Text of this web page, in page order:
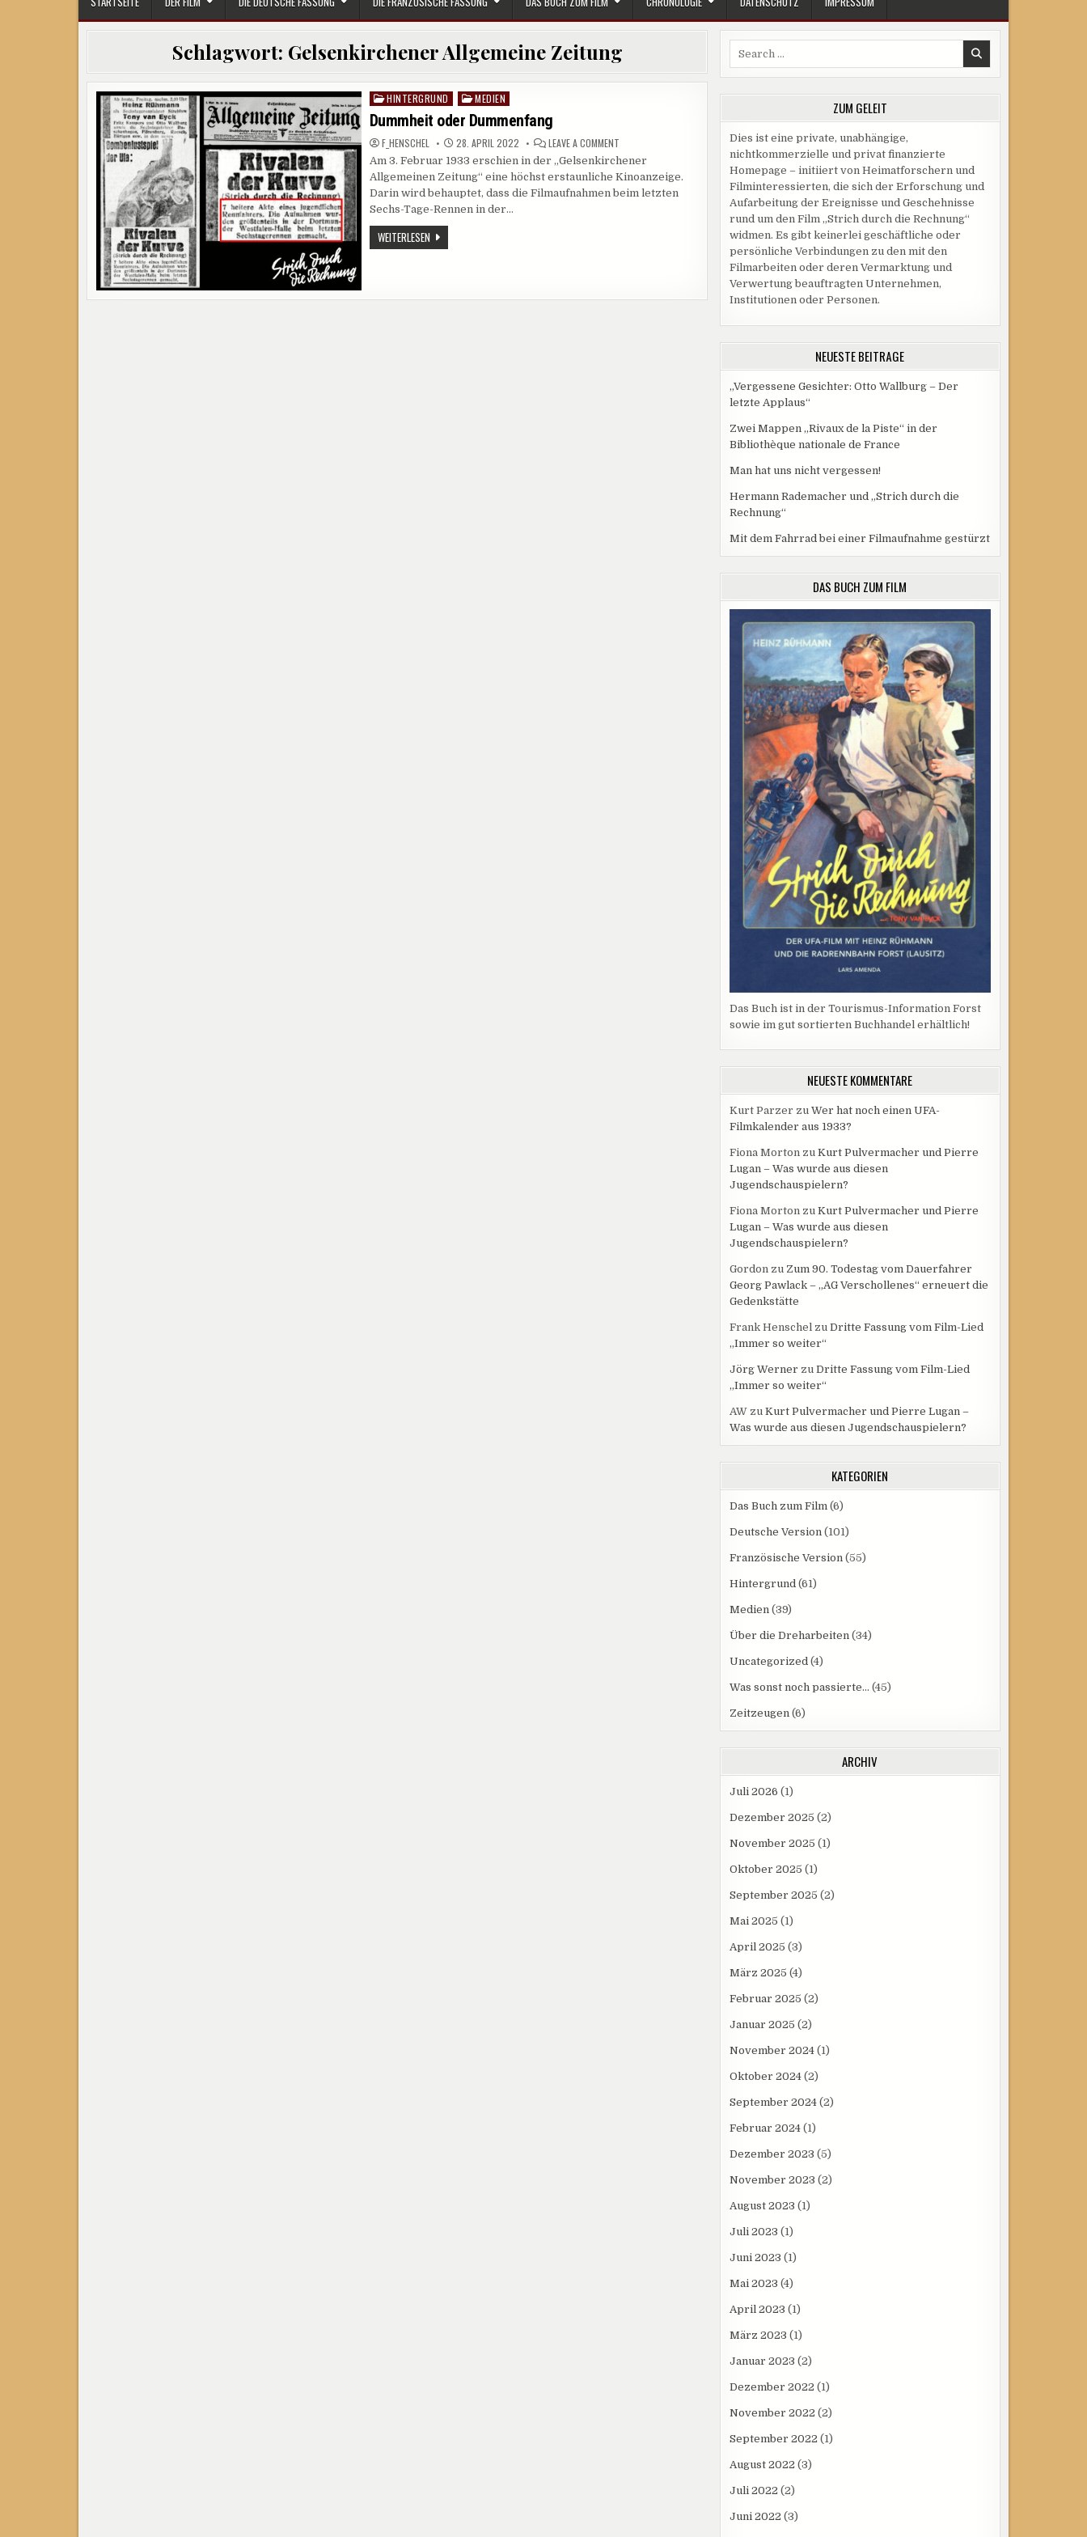
Schlagwort: Gelsenkirchener Allgemeine Zeitung
Posted
in
HINTERGRUND MEDIEN
Dummheit oder Dummenfang
F_HENSCHEL 28. APRIL 2022 LEAVE A COMMENTON
ODER
DUMMENFANG
Am 3. Februar 1933 erschien in der „Gelsenkirchener
Allgemeinen Zeitung“ eine höchst erstaunliche Kinoanzeige.
Darin wird behauptet, dass die Filmaufnahmen beim letzten
Sechs-Tage-Rennen in der…
WEITERLESENDUMMHEIT
ODER
ZUM GELEIT
Dies ist eine private, unabhängige,
nichtkommerzielle und privat finanzierte
Homepage – initiiert von Heimatforschern und
Filminteressierten, die sich der Erforschung und
Aufarbeitung der Ereignisse und Geschehnisse
rund um den Film „Strich durch die Rechnung“
widmen. Es gibt keinerlei geschäftliche oder
persönliche Verbindungen zu den mit den
Filmarbeiten oder deren Vermarktung und
Verwertung beauftragten Unternehmen,
Institutionen oder Personen.
NEUESTE BEITRÄGE
„Vergessene Gesichter: Otto Wallburg – Der
letzte Applaus“
Zwei Mappen „Rivaux de la Piste“ in der
Bibliothèque nationale de France
Man hat uns nicht vergessen!
Hermann Rademacher und „Strich durch die
Rechnung“
Mit dem Fahrrad bei einer Filmaufnahme gestürzt
DAS BUCH ZUM FILM
Das Buch ist in der Tourismus-Information Forst
sowie im gut sortierten Buchhandel erhältlich!
NEUESTE KOMMENTARE
Kurt Parzer zu Wer hat noch einen UFA-
Filmkalender aus 1933?
Fiona Mortonzu Kurt Pulvermacher und Pierre
Lugan – Was wurde aus diesen
Jugendschauspielern?
Fiona Mortonzu Kurt Pulvermacher und Pierre
Lugan – Was wurde aus diesen
Jugendschauspielern?
Gordonzu Zum 90. Todestag vom Dauerfahrer
Georg Pawlack – „AG Verschollenes“ erneuert die
Gedenkstätte
Frank Henschelzu Dritte Fassung vom Film-Lied
„Immer so weiter“
Jörg Werner zu Dritte Fassung vom Film-Lied
„Immer so weiter“
AWzu Kurt Pulvermacher und Pierre Lugan –
Was wurde aus diesen Jugendschauspielern?
KATEGORIEN
Das Buch zum Film(6)
Deutsche Version(101)
Französische Version(55)
Hintergrund(61)
Medien(39)
Über die Dreharbeiten(34)
Uncategorized(4)
Was sonst noch passierte… (45)
Zeitzeugen(6)
ARCHIV
Juli 2026 (1)
Dezember 2025 (2)
November 2025 (1)
Oktober 2025 (1)
September 2025 (2)
Mai 2025 (1)
April 2025 (3)
März 2025 (4)
Februar 2025 (2)
Januar 2025 (2)
November 2024(1)
Oktober 2024(2)
September 2024(2)
Februar 2024(1)
Dezember 2023 (5)
November 2023 (2)
August 2023 (1)
Juli 2023 (1)
Juni 2023 (1)
Mai 2023 (4)
April 2023 (1)
März 2023 (1)
Januar 2023 (2)
Dezember 2022 (1)
November 2022 (2)
September 2022 (1)
August 2022 (3)
Juli 2022 (2)
Juni 2022 (3)